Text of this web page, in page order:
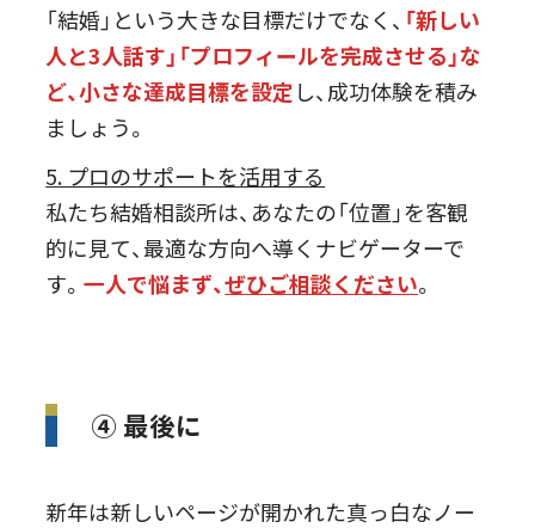
「結婚」という大きな目標だけでなく、 「新しい
人と3人話す」「プロフィールを完成させる」な
ど、小さな達成目標を設定し、成功体験を積み
ましょう。
5. プロのサポートを活用する
私たち結婚相談所は、あなたの「位置」を客観
的に見て、最適な方向へ導くナビゲーターで
す。一人で悩まず、ぜひご相談ください。
④ 最後に
新年は新しいページが開かれた真っ白なノー